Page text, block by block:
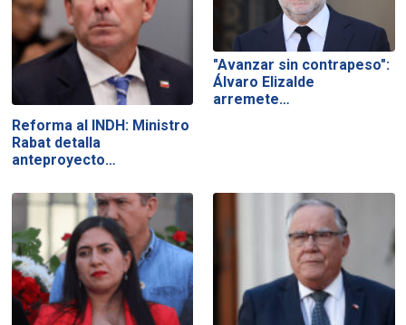
Reforma al INDH: Ministro
Rabat detalla
anteproyecto…
"Avanzar sin contrapeso":
Álvaro Elizalde
arremete…